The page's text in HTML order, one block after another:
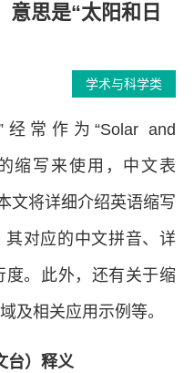
思是“太阳和日
学术与科学类
经常作为“Solar and
缩写来使用，中文表
文将详细介绍英语缩写
对应的中文拼音、详
。此外，还有关于缩
及相关应用示例等。
台）释义